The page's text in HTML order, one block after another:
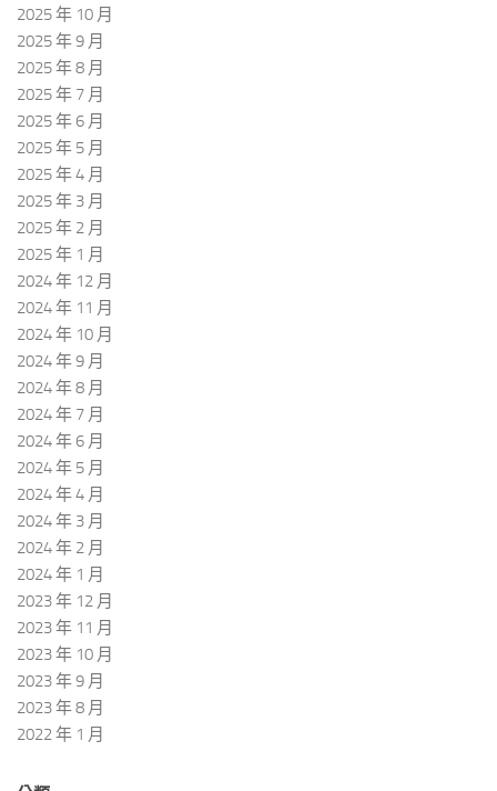
2025 年 10 月
2025 年 9 月
2025 年 8 月
2025 年 7 月
2025 年 6 月
2025 年 5 月
2025 年 4 月
2025 年 3 月
2025 年 2 月
2025 年 1 月
2024 年 12 月
2024 年 11 月
2024 年 10 月
2024 年 9 月
2024 年 8 月
2024 年 7 月
2024 年 6 月
2024 年 5 月
2024 年 4 月
2024 年 3 月
2024 年 2 月
2024 年 1 月
2023 年 12 月
2023 年 11 月
2023 年 10 月
2023 年 9 月
2023 年 8 月
2022 年 1 月